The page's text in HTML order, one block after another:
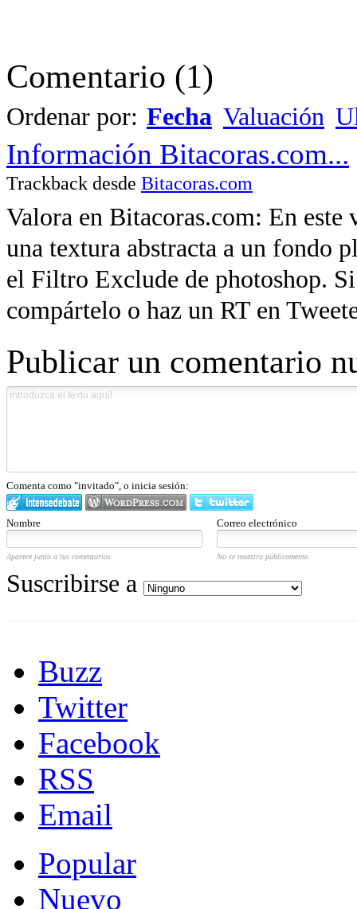
Comentario (1)
Ordenar por: Fecha Valuación
Información Bitacoras.com...
Trackback desde Bitacoras.com
Valora en Bitacoras.com: En este
una textura abstracta a un fondo
el Filtro Exclude de photoshop.
compártelo o haz un RT en
Publicar un comentario
Comenta como "invitado", o inicia sesión:
Nombre Correo electrónico
Aparece junto a tus comentarios. No se muestra públicamente.
Suscribirse a
Buzz
Twitter
Facebook
RSS
Email
Popular
Nuevo